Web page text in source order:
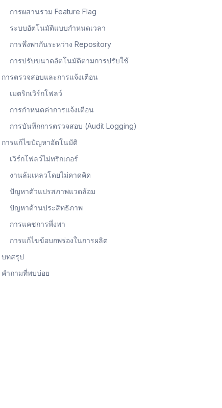
การผสานรวม Feature Flag
ระบบอัตโนมัติแบบกำหนดเวลา
การพึ่งพากันระหว่าง Repository
การปรับขนาดอัตโนมัติตามการปรับใช้
การตรวจสอบและการแจ้งเตือน
เมตริกเวิร์กโฟลว์
การกำหนดค่าการแจ้งเตือน
การบันทึกการตรวจสอบ (Audit Logging)
การแก้ไขปัญหาอัตโนมัติ
เวิร์กโฟลว์ไม่ทริกเกอร์
งานล้มเหลวโดยไม่คาดคิด
ปัญหาตัวแปรสภาพแวดล้อม
ปัญหาด้านประสิทธิภาพ
การแคชการพึ่งพา
การแก้ไขข้อบกพร่องในการผลิต
บทสรุป
คำถามที่พบบ่อย